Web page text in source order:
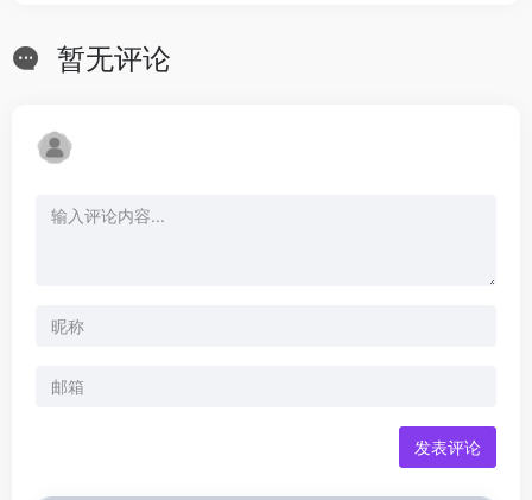
暂无评论
发表评论